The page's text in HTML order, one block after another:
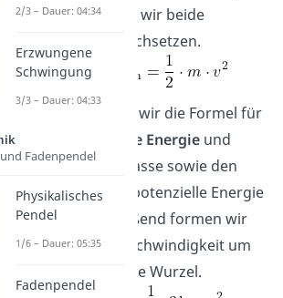
dann können wir beide
Energien gleichsetzen.
Nun nehmen wir die Formel für
kinetische Energieund
setzen die Masse sowie den
Wert für die potenzielle Energie
ein. Anschließend formen wir
nach der Geschwindigkeit um
und ziehen die Wurzel.
2/3 – Dauer: 04:34
Erzwungene
Schwingung
3/3 – Dauer: 04:33
Fadenpendel
Physikalisches
Pendel
1/6 – Dauer: 05:35
Fadenpendel